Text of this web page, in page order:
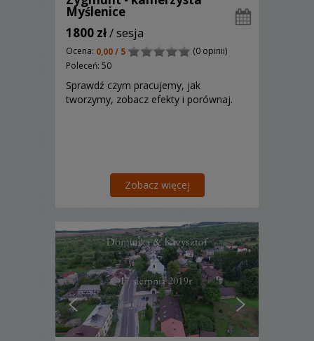
Myślenice
1800 zł/ sesja
Ocena: 0,00 / 5
(0 opinii)
Poleceń: 50
Sprawdź czym pracujemy, jak
tworzymy, zobacz efekty i porównaj.
Zobacz więcej